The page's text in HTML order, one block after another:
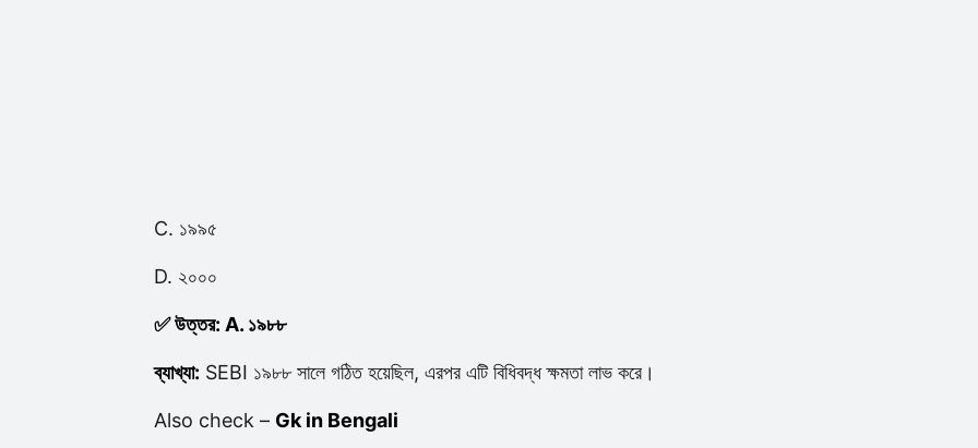
C. ১৯৯৫
D. ২০০০
✅ উত্তর: A. ১৯৮৮
ব্যাখ্যা: SEBI ১৯৮৮ সালে গঠিত হয়েছিল, এরপর এটি বিধিবদ্ধ ক্ষমতা লাভ করে।
Also check – Gk in Bengali